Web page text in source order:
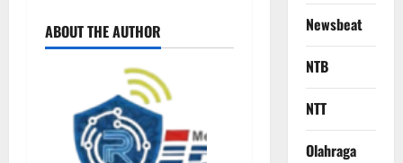
ABOUT THE AUTHOR
Newsbeat
NTB
NTT
Olahraga